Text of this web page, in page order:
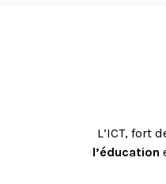
L’ICT, fort
l’éducation